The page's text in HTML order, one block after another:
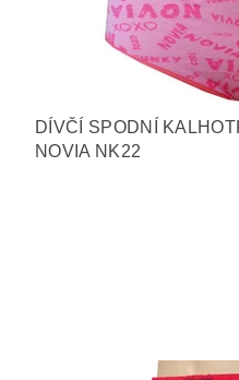
DÍVČÍ SPODNÍ
NOVIA NK22